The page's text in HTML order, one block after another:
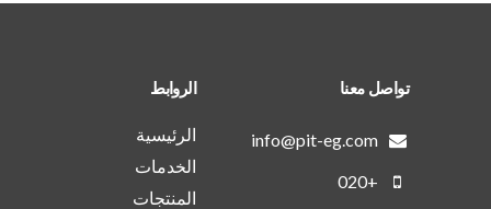
تواصل معنا
info@pit-eg.com
+020
الروابط
الرئيسية
الخدمات
المنتجات